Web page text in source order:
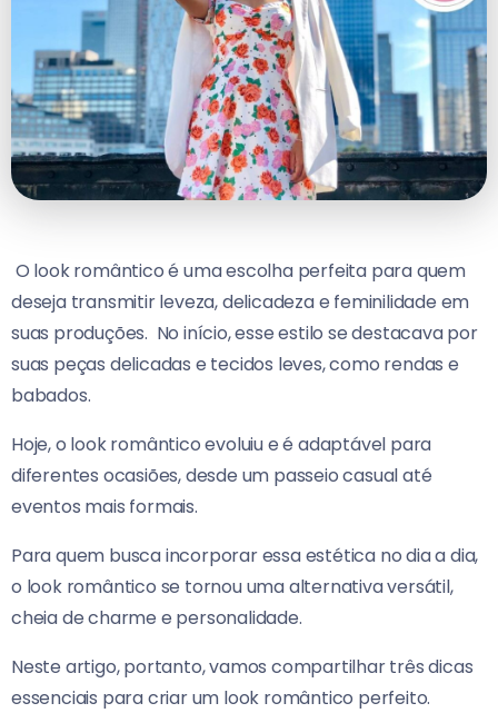
O look romântico é uma escolha perfeita para quem
deseja transmitir leveza, delicadeza e feminilidade em
suas produções. No início, esse estilo se destacava por
suas peças delicadas e tecidos leves, como rendas e
babados.
Hoje, o look romântico evoluiu e é adaptável para
diferentes ocasiões, desde um passeio casual até
eventos mais formais.
Para quem busca incorporar essa estética no dia a dia,
o look romântico se tornou uma alternativa versátil,
cheia de charme e personalidade.
Neste artigo, portanto, vamos compartilhar três dicas
essenciais para criar um look romântico perfeito.